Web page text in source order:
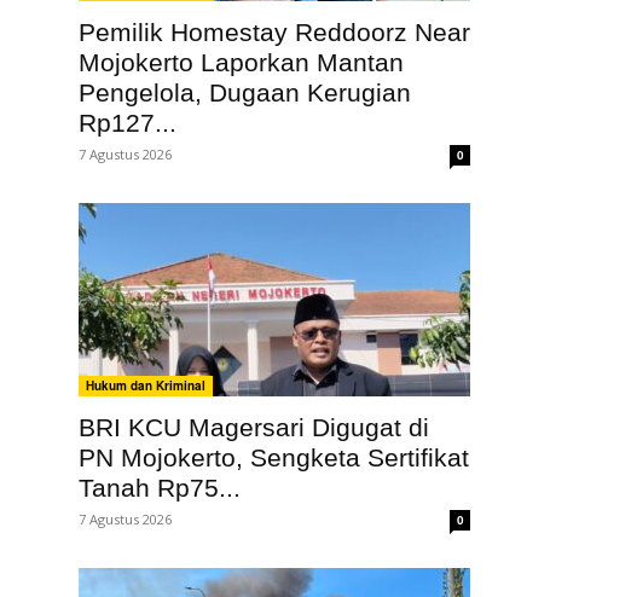
Pemilik Homestay Reddoorz Near
Mojokerto Laporkan Mantan
Pengelola, Dugaan Kerugian
Rp127...
7 Agustus 2026 0
Hukum dan Kriminal
BRI KCU Magersari Digugat di
PN Mojokerto, Sengketa Sertifikat
Tanah Rp75...
7 Agustus 2026 0